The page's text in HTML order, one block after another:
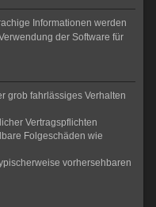
Informationen werden
der Software für
grob fahrlässiges Verhalten
Vertragspflichten
Folgeschäden wie
vorhersehbaren